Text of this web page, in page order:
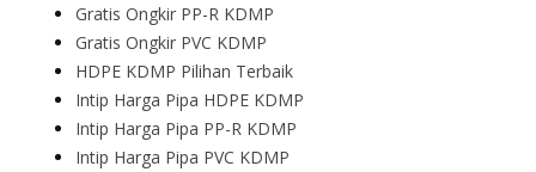
Gratis Ongkir PP-R KDMP
Gratis Ongkir PVC KDMP
HDPE KDMP Pilihan Terbaik
Intip Harga Pipa HDPE KDMP
Intip Harga Pipa PP-R KDMP
Intip Harga Pipa PVC KDMP